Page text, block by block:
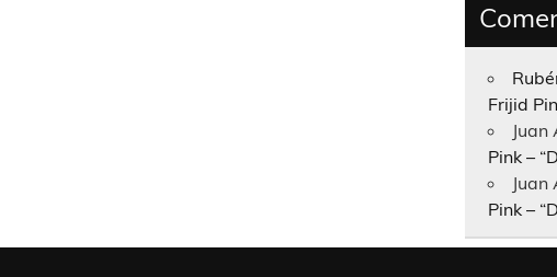
Frijid
Juan
Pink –
Juan
Pink –